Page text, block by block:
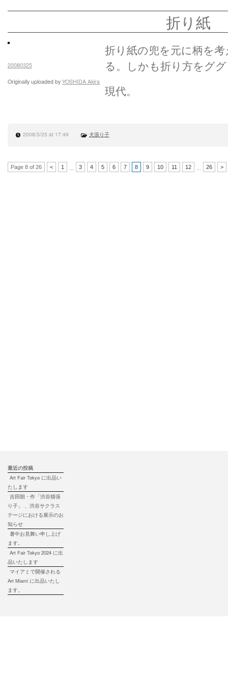
折り紙
20080325
Originally uploaded by YOSHIDA Akira
折り紙の兜を元に柄を
る。しかも折り方をグ
現代。
2008/3/25 at 17:49 犬張り子
Page 8 of 26 < 1 3 4 5 6 7 8 9 10 11 12 26 >
最近の投稿
Art Fair Tokyo に出品い
たします
吉田朗・作「渋谷猫張
り子」 、渋谷サクラス
テージにおける展示のお
知らせ
暑中お見舞い申し上げ
ます。
Art Fair Tokyo 2024 に出
品いたします
マイアミで開催される
Art Miami に出品いたし
ます。